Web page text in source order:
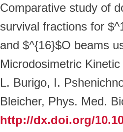
Comparative study of
survival fractions for
and $^{16}$O beams
Microdosimetric
L. Burigo, I.
Bleicher, Phys. Med.
http://dx.doi.org/